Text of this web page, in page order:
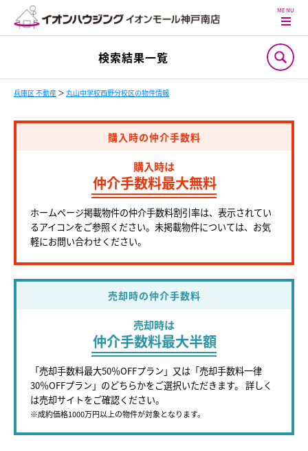
検索結果一覧
兵庫区 不動産 ＞ 丸山中学校西野分校区の物件情報
購入時の仲介手数料
購入時は
仲介手数料最大無料
ホームページ掲載物件の仲介手数料割引率は、表示されてい
るアイコンをご参照ください。未掲載物件については、お気
軽にお問い合わせください。
売却時の仲介手数料
売却時は
仲介手数料最大半額
「売却手数料最大50％OFFプラン」又は「売却手数料一律
30％OFFプラン」のどちらかをご選択いただきます。 詳しく
は売却サイトをご確認ください。
※成約価格1000万円以上の物件が対象となります。